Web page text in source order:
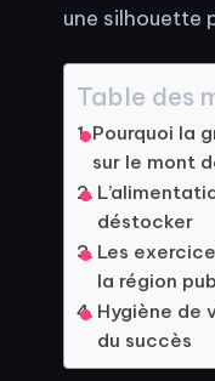
une silhouette
Table des
Pourquoi la
sur le mont
déstocker
Les
la région
Hygiène de
du succès